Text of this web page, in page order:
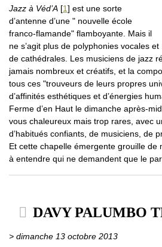
Jazz à Véd’A [1] est une sorte
d’antenne d’une " nouvelle école
franco-flamande" flamboyante. Mais il
ne s’agit plus de polyphonies vocales et
de cathédrales. Les musiciens de jazz
jamais nombreux et créatifs, et la
tous ces "trouveurs de leurs propres
d’affinités esthétiques et d’énergies
Ferme d’en Haut le dimanche après-
vous chaleureux mais trop rares, avec
d’habitués confiants, de musiciens, de
Et cette chapelle émergente grouille de
à entendre qui ne demandent que le
DAVY PALUMBO
> dimanche 13 octobre 2013